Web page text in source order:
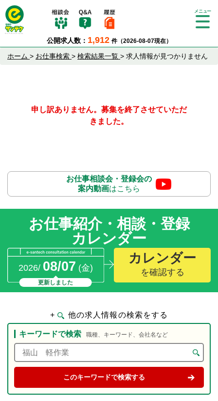
公開求人数： 1,912 件（2026-08-07現在）
Tog
ion
ホーム > お仕事検索 > 検索結果一覧 > 求人情報が見つかりません
申し訳ありません。募集を終了させていただ
きました。
お仕事相談会・登録会の
案内動画はこちら
お仕事紹介・相談・登録
カレンダー
2026/ 08/07 (金)
更新しました
カレンダー
を確認する
+ 他の求人情報の検索をする
キーワードで検索 職種、キーワード、会社名など